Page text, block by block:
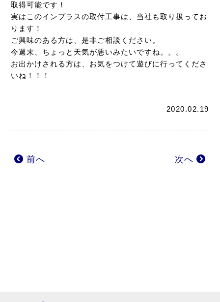
取得可能です！
実はこのインプラスの取付工事は、当社も取り扱ってお
ります！
ご興味のある方は、是非ご相談ください。
今週末、ちょっと天気が悪いみたいですね。。。
お出かけされる方は、お気をつけて遊びに行ってくださ
いね！！！
2020.02.19
前へ 次へ